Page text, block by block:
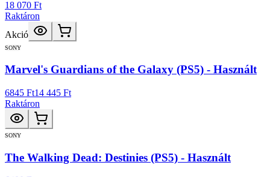
18 070 Ft
Raktáron
Akció
SONY
Marvel's Guardians of the Galaxy (PS5) - Használt
6845 Ft14 445 Ft
Raktáron
SONY
The Walking Dead: Destinies (PS5) - Használt